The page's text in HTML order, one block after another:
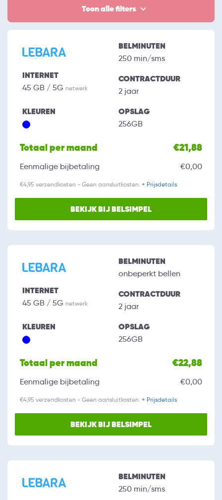
Toon alle filters
INTERNET
45 GB / 5G netwerk
BELMINUTEN
250 min/sms
CONTRACTDUUR
2 jaar
KLEUREN OPSLAG
256GB
Totaal per maand €21,88
Eenmalige bijbetaling €0,00
€4,95 verzendkosten - Geen aansluitkosten. + Prijsdetails
BEKIJK BIJ BELSIMPEL
INTERNET
45 GB / 5G netwerk
BELMINUTEN
onbeperkt bellen
CONTRACTDUUR
2 jaar
KLEUREN OPSLAG
256GB
Totaal per maand €22,88
Eenmalige bijbetaling €0,00
€4,95 verzendkosten - Geen aansluitkosten. + Prijsdetails
BEKIJK BIJ BELSIMPEL
BELMINUTEN
250 min/sms